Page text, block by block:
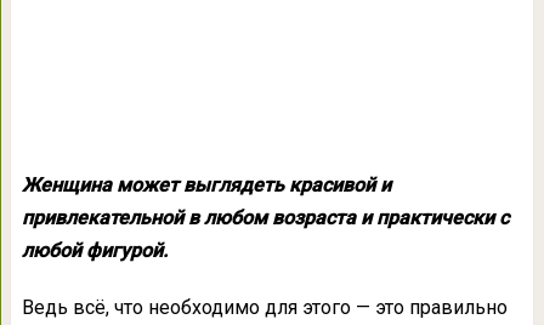
Женщина может выглядеть красивой и
привлекательной в любом возраста и практически с
любой фигурой.
Ведь всё, что необходимо для этого — это правильно